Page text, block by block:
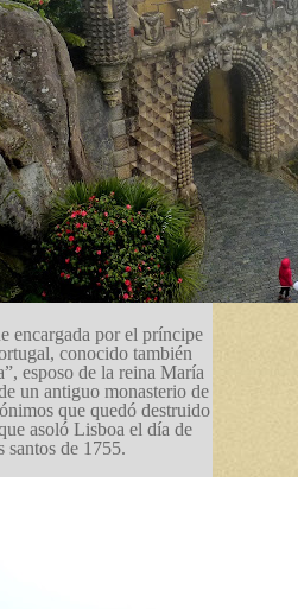
encargada por el príncipe
conocido también
esposo de la reina María
un antiguo monasterio de
que quedó destruido
asoló Lisboa el día de
santos de 1755.